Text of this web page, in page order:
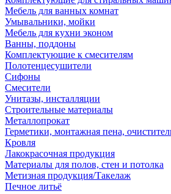
Мебель для ванных комнат
Умывальники, мойки
Мебель для кухни эконом
Ванны, поддоны
Комплектующие к смесителям
Полотенцесушители
Сифоны
Смесители
Унитазы, инсталляции
Строительные материалы
Металлопрокат
Герметики, монтажная пена,
Кровля
Лакокрасочная продукция
Материалы для полов, стен и потолка
Метизная продукция/Такелаж
Печное литьё